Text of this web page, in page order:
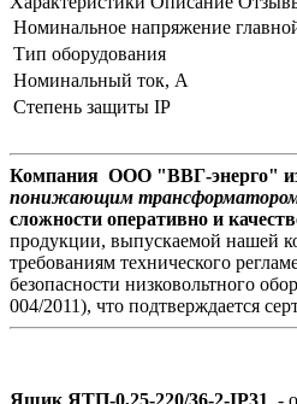
Номинальное напряжение
Тип оборудования
Номинальный ток, А
Степень защиты IP
Компания ООО "ВВГ-энерго"
понижающим
сложности оперативно и
продукции, выпускаемой нашей
требованиям технического
безопасности низковольтного
004/2011), что подтверждается
Ящик ЯТП-0,25-220/36-2-IP31 -